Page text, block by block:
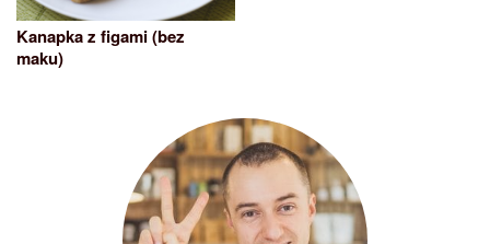
Kanapka z figami (bez
maku)